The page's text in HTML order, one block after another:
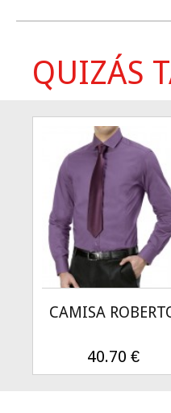
QUIZÁS
CAMISA
40.70 €